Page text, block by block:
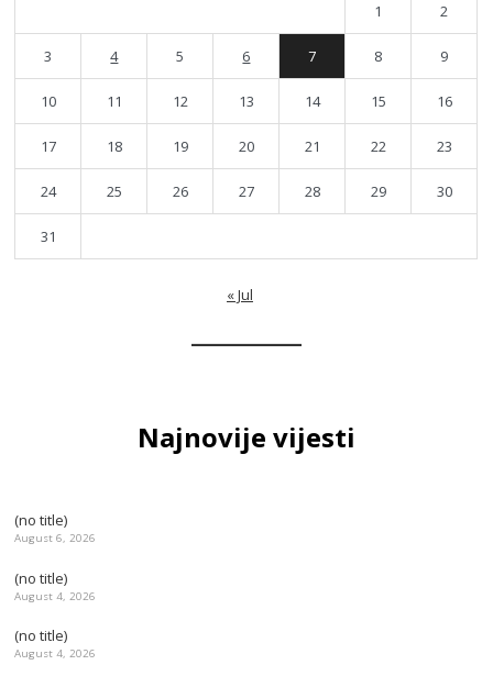
1 2
3 4 5 6 7 8 9
10 11 12 13 14 15 16
17 18 19 20 21 22 23
24 25 26 27 28 29 30
31
« Jul
Najnovije vijesti
(no title)
August 6, 2026
(no title)
August 4, 2026
(no title)
August 4, 2026